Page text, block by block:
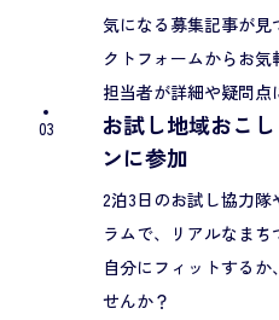
気になる募集記事が
クトフォームからお気
担当者が詳細や疑問点
お試し地域おこ
ンに参加
2泊3日のお試し協力
ラムで、リアルなまち
自分にフィットする
せんか？
03